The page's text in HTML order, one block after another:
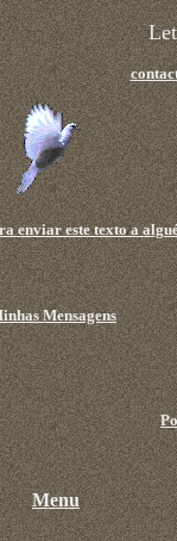
enviar este texto a
Mensagens
Menu